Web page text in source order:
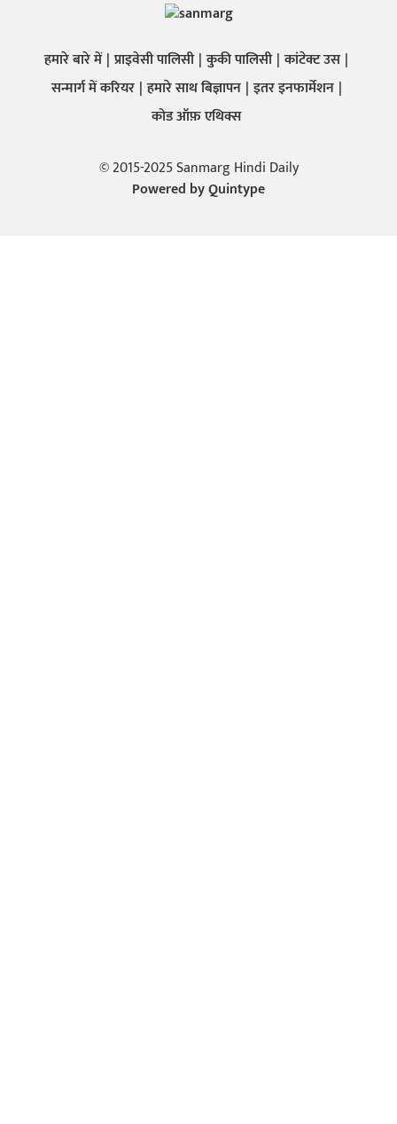
हमारे बारे में प्राइवेसी पालिसी कुकी पालिसी कांटेक्ट उस
सन्मार्ग में करियर हमारे साथ बिज्ञापन इतर इनफार्मेशन
कोड ऑफ़ एथिक्स
© 2015-2025 Sanmarg Hindi Daily
Powered byQuintype